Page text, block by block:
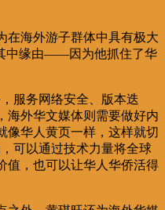
在海外游子群体中具有极大
中缘由——因为他抓住了华
服务网络安全、版本迭
海外华文媒体则需要做好内
像华人黄页一样，这样就切
可以通过技术力量将全球
值，也可以让华人华侨活得